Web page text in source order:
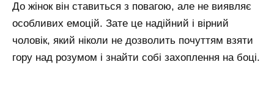
До жінок він ставиться з повагою, але не виявляє
особливих емоцій. Зате це надійний і вірний
чоловік, який ніколи не дозволить почуттям взяти
гору над розумом і знайти собі захоплення на боці.